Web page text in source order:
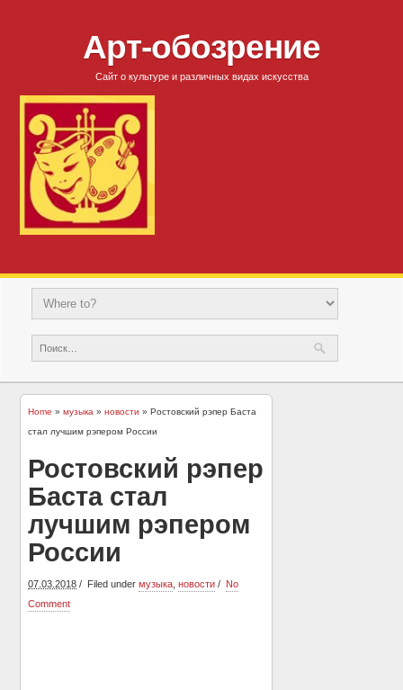
Арт-обозрение
Сайт о культуре и различных видах искусства
Home »музыка »новости » Ростовский рэпер Баста
стал лучшим рэпером России
Ростовский рэпер
Баста стал
лучшим рэпером
России
07.03.2018 Filed underмузыка ,новости
No
Comment